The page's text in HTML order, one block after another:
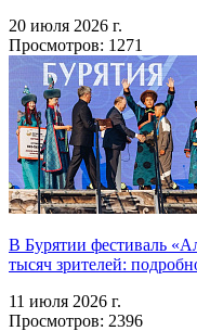
20 июля 2026 г.
Просмотров: 1271
В Бурятии фестиваль
тысяч зрителей:
11 июля 2026 г.
Просмотров: 2396